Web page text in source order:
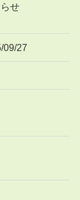
らせ
27